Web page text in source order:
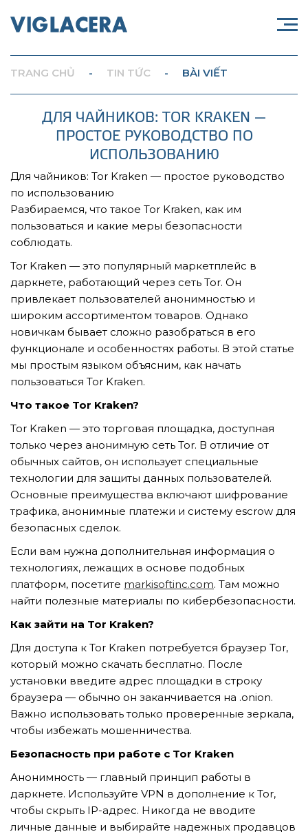
TẢI E-BROCHURE
Nghề nghiệp...
Thành phố...
GỬI YÊU CẦU
TRANG CHỦ - TIN TỨC - BÀI VIẾT
ДЛЯ ЧАЙНИКОВ: TOR KRAKEN —
ПРОСТОЕ РУКОВОДСТВО ПО
ИСПОЛЬЗОВАНИЮ
Для чайников: Tor Kraken — простое руководство
по использованию
Разбираемся, что такое Tor Kraken, как им
пользоваться и какие меры безопасности
соблюдать.
Tor Kraken — это популярный маркетплейс в
даркнете, работающий через сеть Tor. Он
привлекает пользователей анонимностью и
широким ассортиментом товаров. Однако
новичкам бывает сложно разобраться в его
функционале и особенностях работы. В этой статье
мы простым языком объясним, как начать
пользоваться Tor Kraken.
Что такое Tor Kraken?
Tor Kraken — это торговая площадка, доступная
только через анонимную сеть Tor. В отличие от
обычных сайтов, он использует специальные
технологии для защиты данных пользователей.
Основные преимущества включают шифрование
трафика, анонимные платежи и систему escrow для
безопасных сделок.
Если вам нужна дополнительная информация о
технологиях, лежащих в основе подобных
платформ, посетите markisoftinc.com. Там можно
найти полезные материалы по кибербезопасности.
Как зайти на Tor Kraken?
Для доступа к Tor Kraken потребуется браузер Tor,
который можно скачать бесплатно. После
установки введите адрес площадки в строку
браузера — обычно он заканчивается на .onion.
Важно использовать только проверенные зеркала,
чтобы избежать мошенничества.
Безопасность при работе с Tor Kraken
Анонимность — главный принцип работы в
даркнете. Используйте VPN в дополнение к Tor,
чтобы скрыть IP-адрес. Никогда не вводите
личные данные и выбирайте надежных продавцов